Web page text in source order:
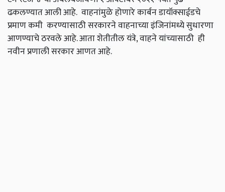
ढकलण्यात आली आहे. वाहनांमुळे होणारे कार्बन डायॉक्साईडचे
प्रमाण कमी करण्यासाठी सरकारने वाहनाच्या इंजिनांमध्ये सुधारणा
आणण्याचे ठरवले आहे. आता शेतीतील यंत्रे,वाहने यांच्यासाठी ही
नवीन प्रणाली सरकार आणत आहे.